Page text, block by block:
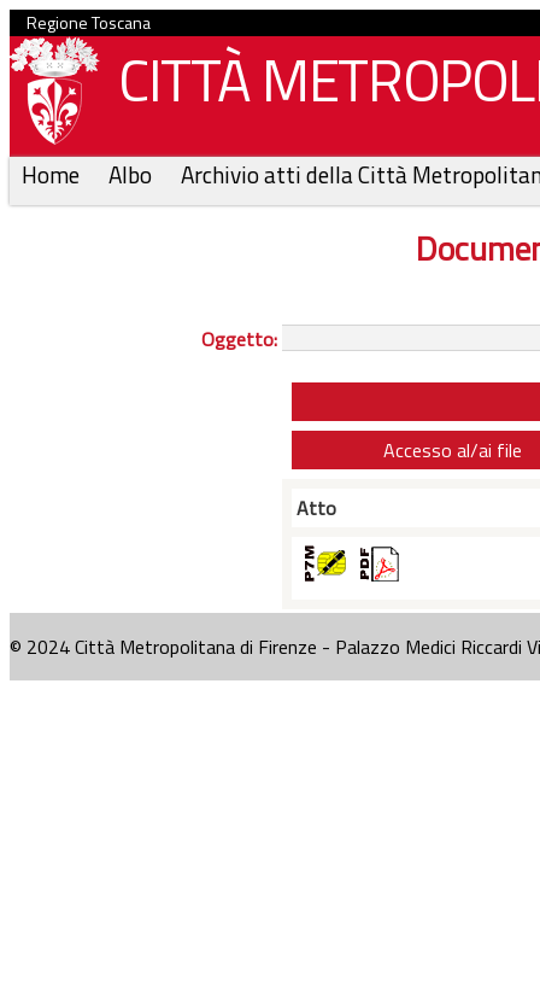
Regione Toscana
CITTÀ
Home Albo Archivio atti della Città
Oggetto:
Accesso al/ai file
Atto
© 2024 Città Metropolitana di Firenze - Palazzo Medici Riccardi